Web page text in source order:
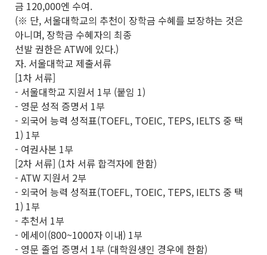
금 120,000엔 수여.
(※ 단, 서울대학교의 추천이 장학금 수혜를 보장하는 것은
아니며, 장학금 수혜자의 최종
선발 권한은 ATW에 있다.)
자. 서울대학교 제출서류
[1차 서류]
- 서울대학교 지원서 1부 (붙임 1)
- 영문 성적 증명서 1부
- 외국어 능력 성적표(TOEFL, TOEIC, TEPS, IELTS 중 택
1) 1부
- 여권사본 1부
[2차 서류] (1차 서류 합격자에 한함)
- ATW 지원서 2부
- 외국어 능력 성적표(TOEFL, TOEIC, TEPS, IELTS 중 택
1) 1부
- 추천서 1부
- 에세이(800~1000자 이내) 1부
- 영문 졸업 증명서 1부 (대학원생인 경우에 한함)